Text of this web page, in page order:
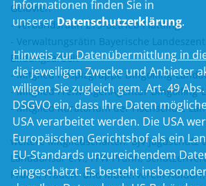
Gelbvieh
- Verbandsrätin ZTS-Betrieb Plattling
- Verwaltungsrätin Bayerische
Bildungsarbeit
- Mitglied Hospizgruppe Dingolfing-
- Mitglied FreiwilligenAgentur Dingolfing-
- Mitglied Kuratorium der Hochschule
weitere Mitgliedschaften: BJV Jagdschutz
Landau/Isar e.V., FFW Prunn,
Prunn, Frauen- und Mütterverein
Informationen finden Sie in
unsererDatenschutzerklärung.
Hinweis zur Datenübermittlung in
die jeweiligen Zwecke und Anbieter
willigen Sie zugleich gem. Art. 49 Abs.
DSGVO ein, dass Ihre Daten
USA verarbeitet werden. Die USA
Europäischen Gerichtshof als ein
EU-Standards unzureichendem
eingeschätzt. Es besteht